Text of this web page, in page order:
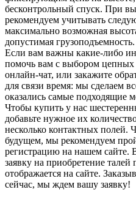
бесконтрольный спуск. При
рекомендуем учитывать
максимально возможная
допустимая грузоподъемность.
Если вам важны какие-либо
помочь вам с выбором
онлайн-чат, или закажите
для связи время: мы сделаем
оказались самые подходящие
Чтобы купить у нас
добавьте нужное их
несколько контактных полей.
будущем, мы рекомендуем
регистрацию на нашем сайте.
заявку на приобретение талей
отображается на сайте.
сейчас, мы ждем вашу заявку!